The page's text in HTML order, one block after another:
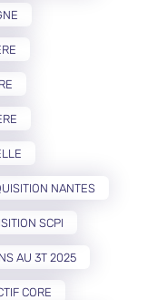
NANTES
SCPI
AU 3T 2025
CORE